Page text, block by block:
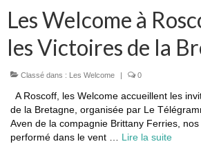
Les Welcome à
les Victoires de la
Classé dans : Les Welcome | 0
A Roscoff, les Welcome accueillent les
de la Bretagne, organisée par Le
Aven de la compagnie Brittany Ferries,
performé dans le vent … Lire la suite­­